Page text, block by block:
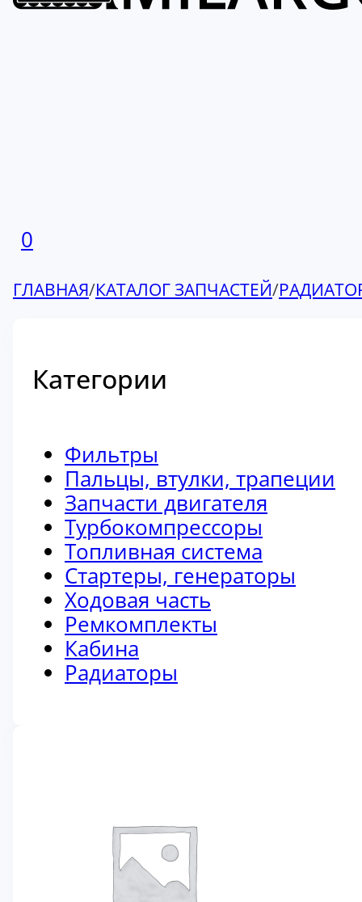
0
ГЛАВНАЯ/КАТАЛОГ ЗАПЧАСТЕЙ/
Категории
Фильтры
Пальцы, втулки, трапеции
Запчасти двигателя
Турбокомпрессоры
Топливная система
Стартеры, генераторы
Ходовая часть
Ремкомплекты
Кабина
Радиаторы